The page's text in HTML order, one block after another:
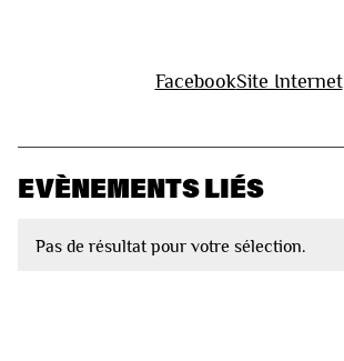
FacebookSite Internet
EVÈNEMENTS LIÉS
Pas de résultat pour votre sélection.